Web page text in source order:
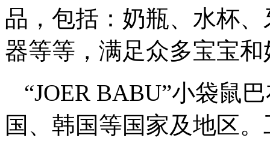
品，包括：奶瓶、水杯
器等等，满足众多宝宝
“JOER BABU”小袋鼠
国、韩国等国家及地区